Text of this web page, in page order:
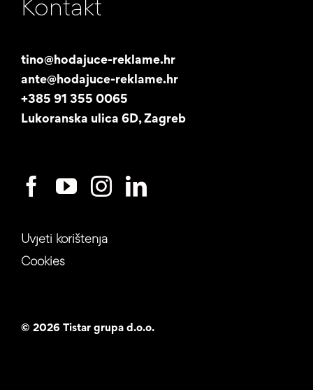
Naša priča
Studentski posao
Kontakt
tino@hodajuce-reklame.hr
ante@hodajuce-reklame.hr
+385 91 355 0065
Lukoranska ulica 6D, Zagreb
Uvjeti korištenja
Cookies
© 2026 Tistar grupa d.o.o.